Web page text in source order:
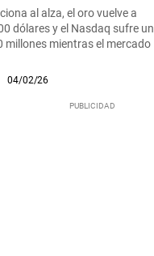
al alza, el oro vuelve a
dólares y el Nasdaq sufre un
millones mientras el mercado
04/02/26